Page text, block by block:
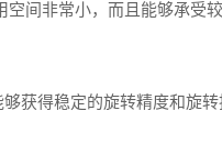
空间非常小，而且能够承受
获得稳定的旋转精度和旋转